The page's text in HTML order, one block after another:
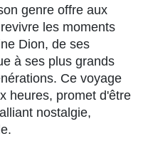
genre offre aux
les moments
Dion, de ses
à ses plus grands
Ce voyage
heures, promet d'être
nostalgie,